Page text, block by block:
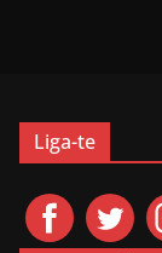
Liga-te